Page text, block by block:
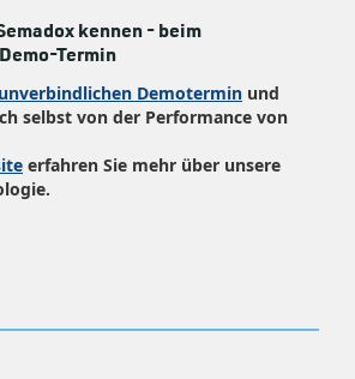
kennen - beim
Termin
unverbindlichen Demotermin und
selbst von der Performance von
erfahren Sie mehr über unsere